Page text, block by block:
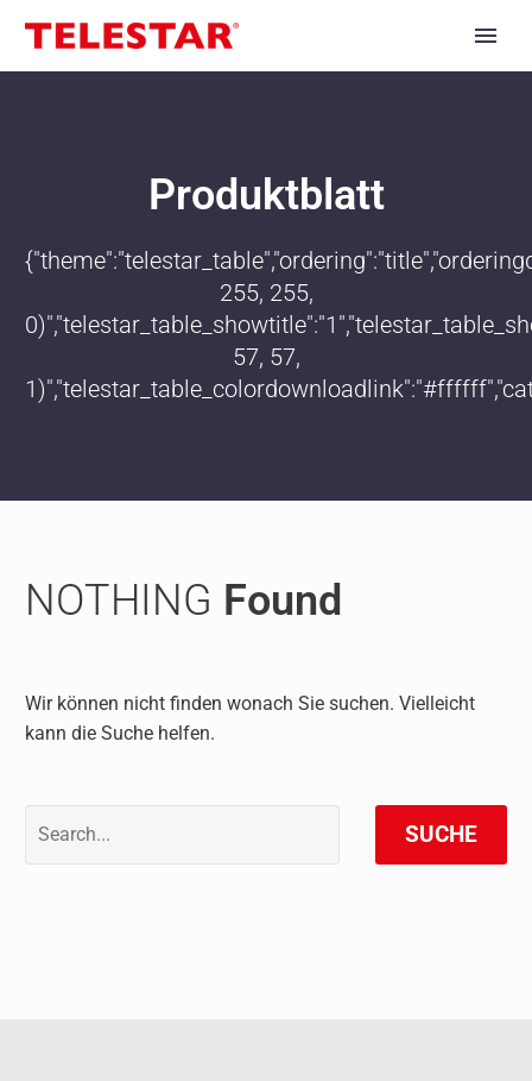
Produktblatt
255, 255,
57, 57,
NOTHING Found
Wir können nicht finden wonach Sie suchen. Vielleicht
kann die Suche helfen.
SUCHE